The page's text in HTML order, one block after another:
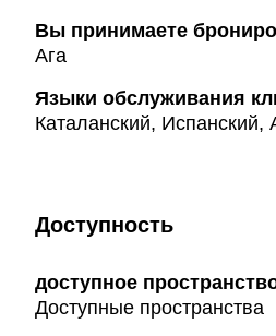
Вы принимаете
Ага
Языки обслуживания
Каталанский, Испанский,
Доступность
доступное
Доступные пространства